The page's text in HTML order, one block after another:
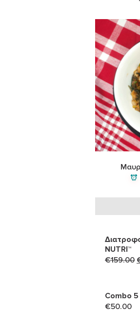
NUTRI™
€159.00
Combo
€50.00